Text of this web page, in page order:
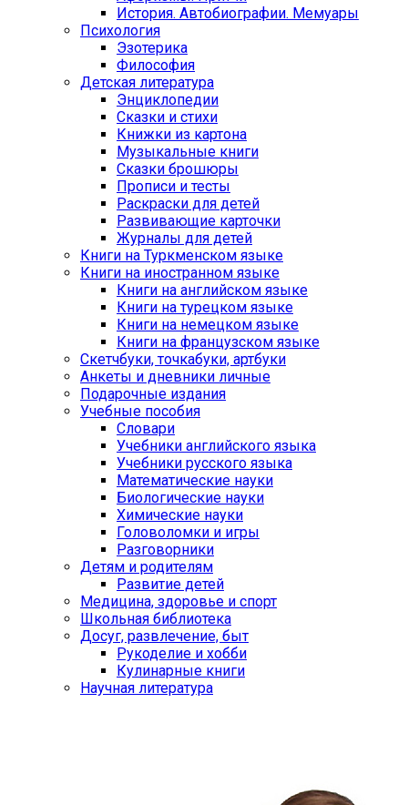
История. Автобиографии. Мемуары
Психология
Эзотерика
Философия
Детская литература
Энциклопедии
Сказки и стихи
Книжки из картона
Музыкальные книги
Сказки брошюры
Прописи и тесты
Раскраски для детей
Развивающие карточки
Журналы для детей
Книги на Туркменском языке
Книги на иностранном языке
Книги на английском языке
Книги на турецком языке
Книги на немецком языке
Книги на французском языке
Cкетчбуки, точкабуки, артбуки
Анкеты и дневники личные
Подарочные издания
Учебные пособия
Словари
Учебники английского языка
Учебники русского языка
Математические науки
Биологические науки
Химические науки
Головоломки и игры
Разговорники
Детям и родителям
Развитие детей
Медицина, здоровье и спорт
Школьная библиотека
Досуг, развлечение, быт
Рукоделие и хобби
Кулинарные книги
Научная литература